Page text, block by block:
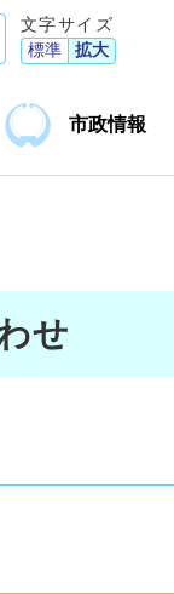
文字サイズ
標準
拡大
市政情報
せ